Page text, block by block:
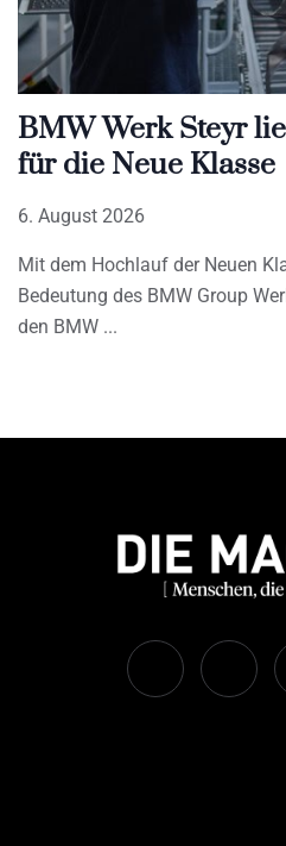
BMW Werk Steyr
für die Neue Klasse
6. August 2026
Mit dem Hochlauf der Neuen
Bedeutung des BMW Group
den BMW